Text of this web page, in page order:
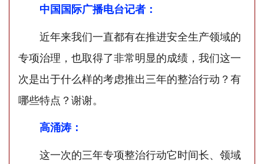
中国国际广播电台记者：
近年来我们一直都有在推进安全生产领域的
专项治理，也取得了非常明显的成绩，我们这一
次是出于什么样的考虑推出三年的整治行动？有
哪些特点？谢谢。
高涌涛：
这一次的三年专项整治行动它时间长、领域